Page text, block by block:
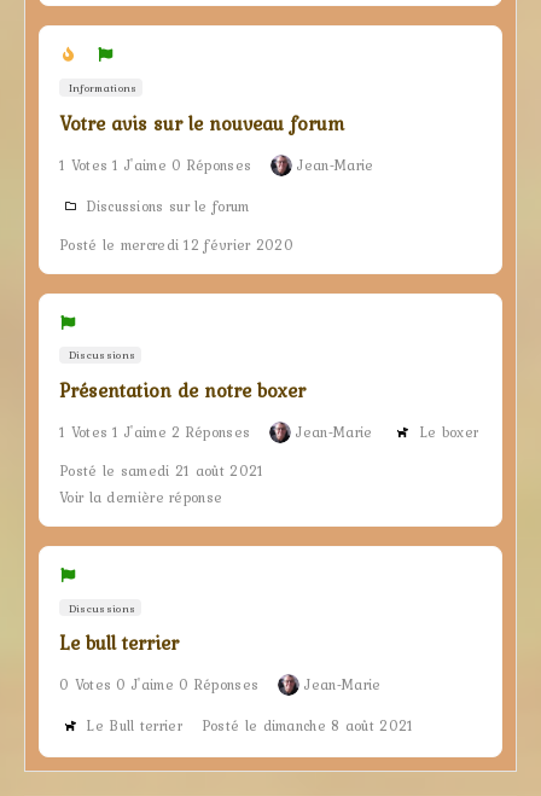
Informations
Votre avis sur le nouveau forum
1 Votes 1 J'aime 0 Réponses
Jean-Marie
Discussions sur le forum
Posté le mercredi 12 février 2020
Discussions
Présentation de notre boxer
1 Votes 1 J'aime 2 Réponses Jean-Marie
Le boxer
Posté le samedi 21 août 2021
Voir la dernière réponse
Discussions
Le bull terrier
0 Votes 0 J'aime 0 Réponses
Jean-Marie
Le Bull terrier
Posté le dimanche 8 août 2021